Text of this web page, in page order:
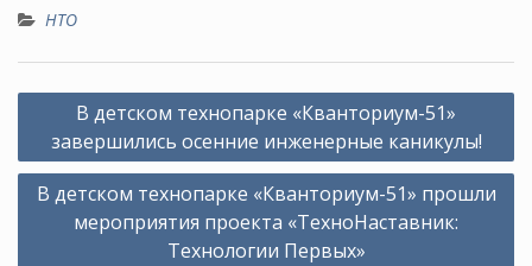
НТО
Навигация
записям
В детском технопарке «Кванториум-51»
завершились осенние инженерные каникулы!
В детском технопарке «Кванториум-51» прошли
мероприятия проекта «ТехноНаставник:
Технологии Первых»